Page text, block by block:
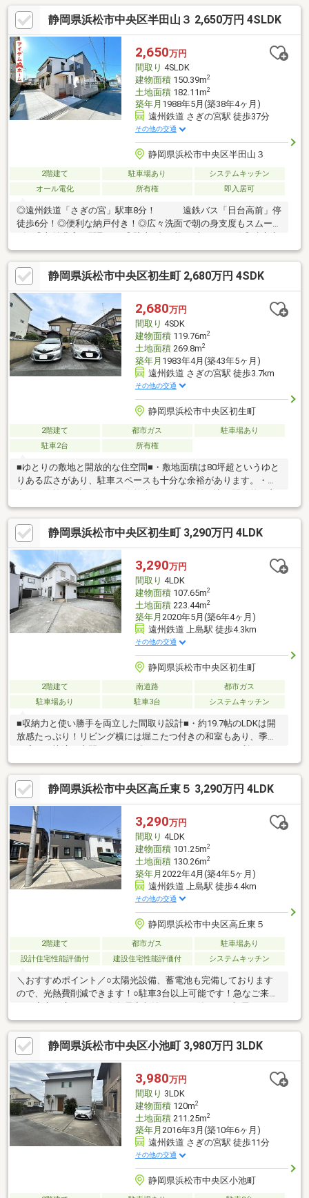
にも大活躍！・駐車場6台可能な広々スペース！来客時は勿論、
BBQ等の趣味にも！・南面道路で日当たり良好！お庭でのガーデ
ニングも楽しめます！■周辺環境充実・スーパー、コンビニ、薬
局が徒歩約10分圏内！毎日のお買い物にも◎・小学校徒歩約15
分、中学校徒歩約6分！※土地面積490.77平米(内217平米)は私道と
なります。(持ち分8分の1)
静岡県浜松市中央区半田山３ 2,650万円 4SLDK
2,650万円
間取り 4SLDK
建物面積150.39m2
土地面積182.11m2
築年月 1988年5月(築38年4ヶ月)
遠州鉄道 さぎの宮駅 徒歩37分
その他の交通
静岡県浜松市中央区半田山３
2階建て 駐車場あり
システムキッチン
オール電化
所有権 即入居可
◎遠州鉄道「さぎの宮」駅車8分！ 遠鉄バス「日台高前」停
徒歩6分！◎便利な納戸付き！◎広々洗面で朝の身支度もスムー
学校まで2800m（徒歩35分）◎積志中学校まで2500m（徒歩32
分）■□■□■□■□■□■□■□■□■□■□■□■0120-133-301【通話料無料】
へお気軽にお問い合わせください！平日、土日問わずご案内致し
ます！自己資金0円、自営業の方、勤務年数が短い方など住宅ロー
ンのご不安な方もお気軽にご相談ください♪未公開物件情報も多数
ご用意しております♪■□■□■□■□■□■□■□■□■□■□■□■
静岡県浜松市中央区初生町 2,680万円 4SDK
2,680万円
間取り 4SDK
建物面積119.76m2
土地面積269.8m2
築年月 1983年4月(築43年5ヶ月)
遠州鉄道 さぎの宮駅 徒歩3.7km
その他の交通
静岡県浜松市中央区初生町
2階建て 都市ガス
駐車場あり
駐車2台
所有権
■ゆとりの敷地と開放的な住空間■・敷地面積は80坪超というゆと
りある広さがあり、駐車スペースも十分な余裕があります。・室
内には吹抜けが設けられ、自然光がたっぷり差し込む開放的な玄
関を実現。■和の趣と多目的空間で暮らし広がる■・1階には広縁
付きの和室を備え、来客時の応接や落ち着いた日常のくつろぎス
ペースとして活躍します。・2階にはアトリエスペースがあり、テ
レワークや子どもの学習スペースなど多目的に使えます。■生活
利便施設が徒歩圏に充実■・小学校まで徒歩約4分で、低学年のお
子様の通学も安心です。・コンビニや杏林堂も徒歩圏内に揃い、
日用品の買い物が非常にスムーズです。
静岡県浜松市中央区初生町 3,290万円 4LDK
3,290万円
間取り 4LDK
建物面積107.65m2
土地面積223.44m2
築年月 2020年5月(築6年4ヶ月)
遠州鉄道 上島駅 徒歩4.3km
その他の交通
静岡県浜松市中央区初生町
2階建て 南道路
都市ガス
駐車場あり
駐車3台 システムキッチン
■収納力と使い勝手を両立した間取り設計■・約19.7帖のLDKは開
放感たっぷり！リビング横には堀こたつ付きの和室もあり、季節
トリー、2階にはウォークインクローゼット（WIC）、各居室には
収納＋納戸まで完備。■快適性と機能性を高めた最新設備■・スピ
ーカー付きライトがキッチンに備わっており、音楽を楽しみなが
ら家事が可能◎・人感センサー付き照明のトイレは、消し忘れも
防げて省エネ！■安心・安全・便利な暮らしを叶える外構設備■・
駐車スペースは並列で3台分確保！来客時や家族で複数台所有して
いても安心です。
静岡県浜松市中央区高丘東５ 3,290万円 4LDK
3,290万円
間取り 4LDK
建物面積101.25m2
土地面積130.26m2
築年月 2022年4月(築4年5ヶ月)
遠州鉄道 上島駅 徒歩4.4km
その他の交通
静岡県浜松市中央区高丘東５
2階建て 都市ガス
駐車場あり
設計住宅性能評価付
建設住宅性能評価付 システムキッチン
＼おすすめポイント／○太陽光設備、蓄電池も完備しております
ので、光熱費削減できます！○駐車3台以上可能です！急なご来客
にも安心の広さです！〇各居室収納スペース付き！お部屋をすっ
きりと保てます♪〇小中学校徒歩10分圏内！お子様の通学も安心
です！■周辺環境■・ビッグデー姫街道店 徒歩約7分・セブンイ
レブン浜松初生西店 徒歩約10分・サンドラッグ初生店 徒歩約
10分・浜松高丘郵便局 徒歩約18分＝＝＝＝＝＝＝＝＝＝＝＝＝
＝＝＝＝＝＝＝＝＝ご内覧をご希望の際は弊社ナカジツまでお問
い合わせくださいませ☆＝＝＝＝＝＝＝＝＝＝＝＝＝＝＝＝＝＝
＝＝＝＝
静岡県浜松市中央区小池町 3,980万円 3LDK
3,980万円
間取り 3LDK
建物面積120m2
土地面積211.25m2
築年月 2016年3月(築10年6ヶ月)
遠州鉄道 さぎの宮駅 徒歩11分
その他の交通
静岡県浜松市中央区小池町